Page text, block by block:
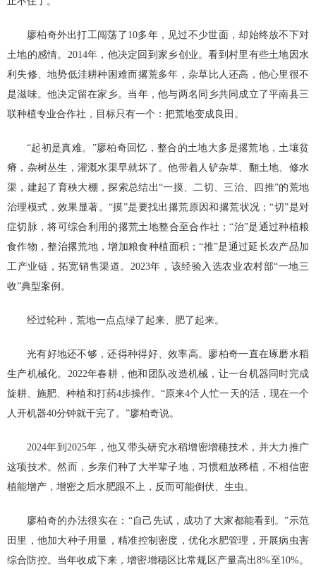
廖柏奇外出打工闯荡了10多年，见过不少世面，却始终放不下对
土地的感情。2014年，他决定回到家乡创业。看到村里有些土地因水
利失修、地势低洼耕种困难而撂荒多年，杂草比人还高，他心里很不
是滋味。他决定留在家乡。当年，他与两名同乡共同成立了平南县三
联种植专业合作社，目标只有一个：把荒地变成良田。
“起初是真难。”廖柏奇回忆，整合的土地大多是撂荒地，土壤贫
瘠，杂树丛生，灌溉水渠早就坏了。他带着人铲杂草、翻土地、修水
渠，建起了育秧大棚，探索总结出“一摸、二切、三治、四推”的荒地
治理模式，效果显著。“摸”是要找出撂荒原因和撂荒状况；“切”是对
症切脉，将可综合利用的撂荒土地整合至合作社；“治”是通过种植粮
食作物，整治撂荒地，增加粮食种植面积；“推”是通过延长农产品加
工产业链，拓宽销售渠道。2023年，该经验入选农业农村部“一地三
收”典型案例。
经过轮种，荒地一点点绿了起来、肥了起来。
光有好地还不够，还得种得好、效率高。廖柏奇一直在琢磨水稻
生产机械化。2022年春耕，他和团队改造机械，让一台机器同时完成
旋耕、施肥、种植和打药4步操作。“原来4个人忙一天的活，现在一个
人开机器40分钟就干完了。”廖柏奇说。
2024年到2025年，他又带头研究水稻增密增穗技术，并大力推广
这项技术。然而，乡亲们种了大半辈子地，习惯粗放稀植，不相信密
植能增产，增密之后水肥跟不上，反而可能倒伏、生虫。
廖柏奇的办法很实在：“自己先试，成功了大家都能看到。”示范
田里，他加大种子用量，精准控制密度，优化水肥管理，开展病虫害
综合防控。当年收成下来，增密增穗区比常规区产量高出8%至10%。